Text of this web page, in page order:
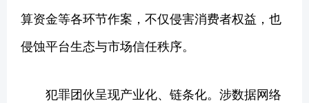
算资金等各环节作案，不仅侵害消费者权益，也
侵蚀平台生态与市场信任秩序。
犯罪团伙呈现产业化、链条化。涉数据网络